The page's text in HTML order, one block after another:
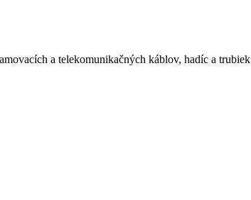
a telekomunikačných káblov, hadíc a trubiek